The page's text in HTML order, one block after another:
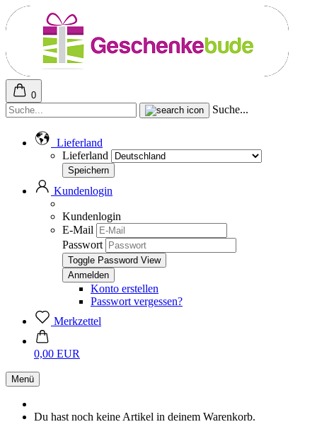
0
Suche...
Lieferland
Lieferland
Kundenlogin
Kundenlogin
E-Mail
Passwort
Toggle Password View
Konto erstellen
Passwort vergessen?
Merkzettel
0,00 EUR
Menü
Du hast noch keine Artikel in deinem Warenkorb.